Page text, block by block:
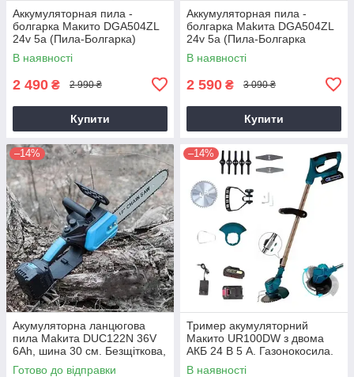
Аккумуляторная пила -
болгарка Mакито DGA504ZL
24v 5a (Пила-Болгарка)
В наявності
2 490 ₴ 2 990 ₴
Купити
Аккумуляторная пила -
болгарка Makитa DGA504ZL
24v 5a (Пила-Болгарка
Макита)
В наявності
2 590 ₴ 3 090 ₴
Купити
–14%
Акумуляторна ланцюгова
пила Makита DUC122N 36V
6Ah, шина 30 см. Безщіткова,
Змащення ланцюга.
Готово до відправки
–14%
Тример акумуляторний
Макито UR100DW з двома
АКБ 24 В 5 А. Газонокосила.
В наявності